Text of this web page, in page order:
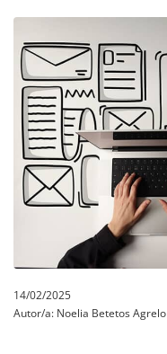
14/02/2025
Autor/a: Noelia Betetos Agrelo